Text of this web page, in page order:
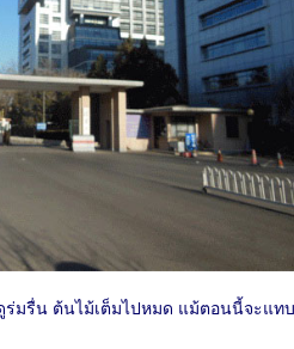
ร่มรื่น ต้นไม้เต็มไปหมด แม้ตอนนี้จะแทบ